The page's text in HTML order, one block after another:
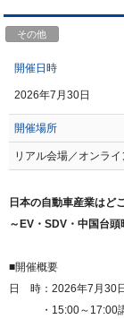
その他
開催日時
2026年7月30日
開催場所
リアル会場／オンライ
日本の自動車産業はど
～ EV・ SDV・中国台頭
■開催概要
日 時：2026年7月30
・15:00～17:00